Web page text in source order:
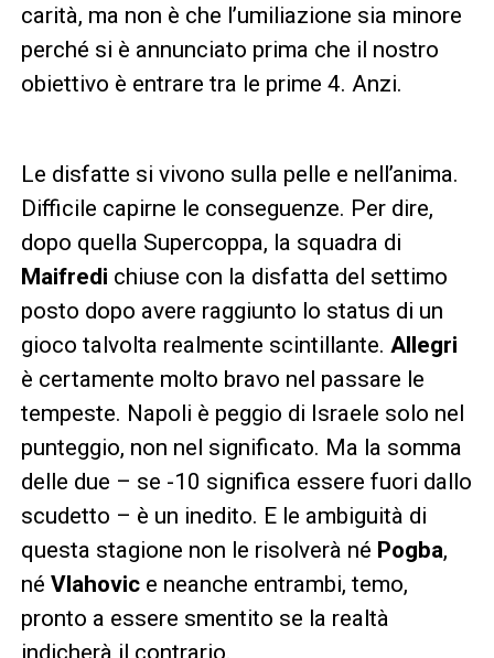
carità, ma non è che l’umiliazione sia minore
perché si è annunciato prima che il nostro
obiettivo è entrare tra le prime 4. Anzi.
Le disfatte si vivono sulla pelle e nell’anima.
Difficile capirne le conseguenze. Per dire,
dopo quella Supercoppa, la squadra di
Maifredi chiuse con la disfatta del settimo
posto dopo avere raggiunto lo status di un
gioco talvolta realmente scintillante. Allegri
è certamente molto bravo nel passare le
tempeste. Napoli è peggio di Israele solo nel
punteggio, non nel significato. Ma la somma
delle due – se -10 significa essere fuori dallo
scudetto – è un inedito. E le ambiguità di
questa stagione non le risolverà né Pogba,
né Vlahovice neanche entrambi, temo,
pronto a essere smentito se la realtà
indicherà il contrario.